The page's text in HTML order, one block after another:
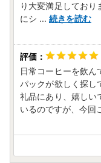
り大変満足してお
にシ ... 続きを読む
日常コーヒーを飲ん
パックが欲しく探し
礼品にあり、嬉しい
いるのですが、今回